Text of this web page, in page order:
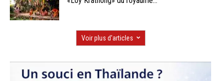
Voir plus d'articles